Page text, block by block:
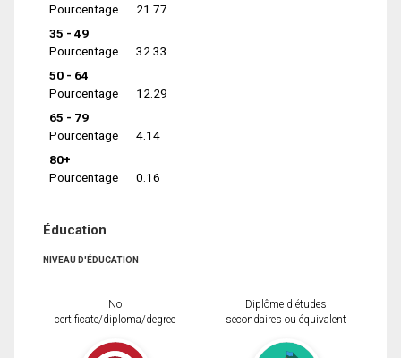
Pourcentage
21.77
35 - 49
Pourcentage
32.33
50 - 64
Pourcentage
12.29
65 - 79
Pourcentage
4.14
80+
Pourcentage
0.16
Éducation
NIVEAU D'ÉDUCATION
No
certificate/diploma/degree
Diplôme d'études
secondaires ou équivalent